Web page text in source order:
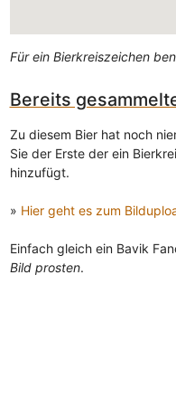
Für ein Bierkreiszeichen
Bereits
Zu diesem Bier hat noch
Sie der Erste der ein
hinzufügt.
» Hier geht es zum
Einfach gleich ein Bavik
Bild prosten.